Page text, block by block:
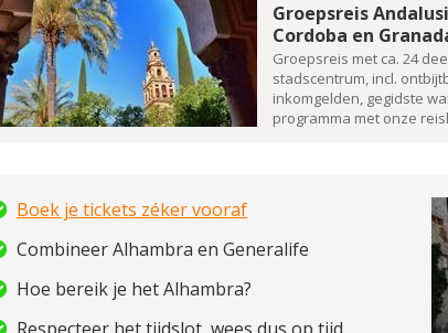
Groepsreis
Cordoba en
Groepsreis met ca. 24
stadscentrum, incl.
inkomgelden, gegidste
programma met onze
Boek je tickets zéker vooraf
Combineer Alhambra en Generalife
Hoe bereik je het Alhambra?